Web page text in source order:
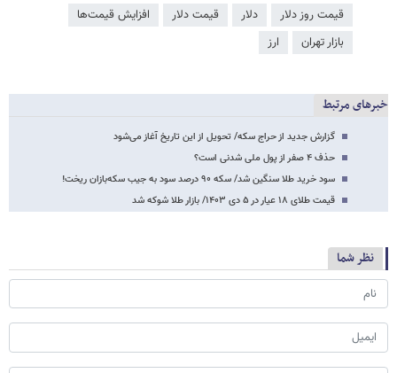
قیمت روز دلار
دلار قیمت دلار
افزایش قیمت‌ها
بازار تهران
ارز
خبرهای مرتبط
گزارش جدید از حراج سکه/ تحویل از این تاریخ آغاز می‌شود
حذف ۴ صفر از پول ملی شدنی است؟
سود خرید طلا سنگین شد/ سکه ۹۰ درصد سود به جیب سکه‌بازان ریخت!
قیمت طلای ۱۸ عیار در ۵ دی ۱۴۰۳/ بازار طلا شوکه شد
نظر شما